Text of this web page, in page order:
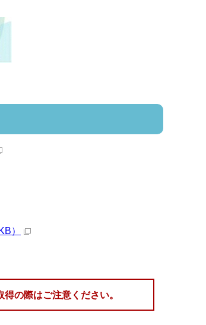
）
の際はご注意ください。